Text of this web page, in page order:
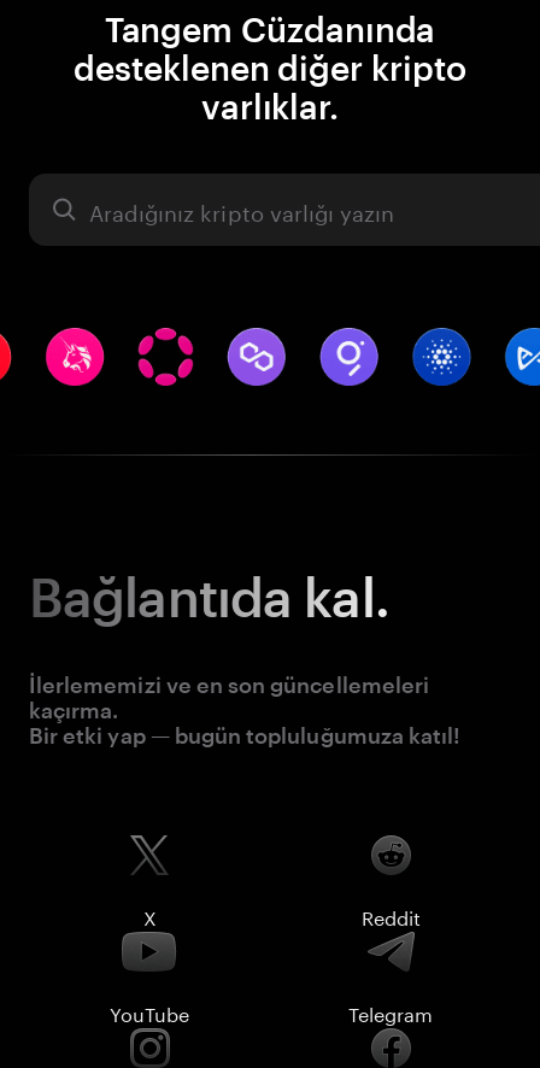
Tangem Cüzdanında
desteklenen diğer kripto
varlıklar.
Varlık
Bağlantıda kal.
İlerlememizi ve en son güncellemeleri
kaçırma.
Bir etki yap — bugün topluluğumuza katıl!
X Reddit
YouTube Telegram